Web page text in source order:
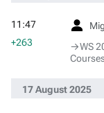
→‎WS
11:47
+263
17 August 2025